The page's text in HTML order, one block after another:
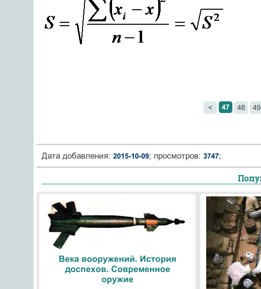
< 47 48 49
Дата добавления: 2015-10-09; просмотров: 3747;
Века вооружений. История
доспехов. Современное
оружие